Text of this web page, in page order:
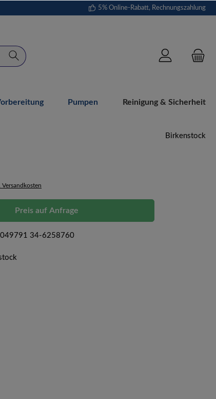
5% Online-Rabatt, Rechnungszahlung
Pumpen Reinigung & Sicherheit
Birkenstock
Versandkosten
Preis auf Anfrage
049791 34-6258760